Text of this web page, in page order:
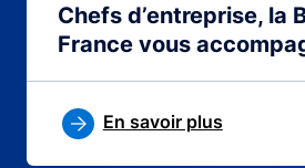
Chefs d’entreprise, la
France vous
En savoir plus